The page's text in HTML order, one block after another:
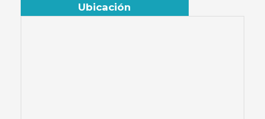
Ubicación